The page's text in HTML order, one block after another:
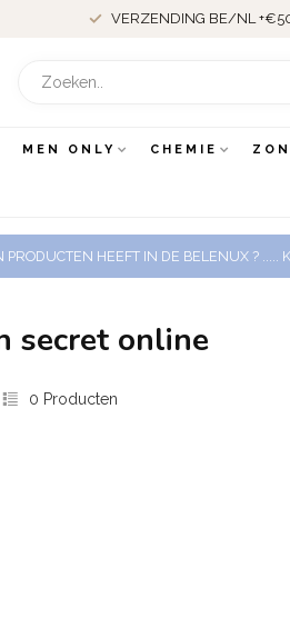
VERZENDING BE/NL
MEN ONLY CHEMIE ZON
PRODUCTEN HEEFT IN DE BELENUX ?
secret online
0 Producten